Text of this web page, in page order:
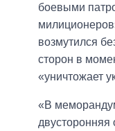
боевыми
возмутился
сторон в
«уничтожает
«В
двусторонняя